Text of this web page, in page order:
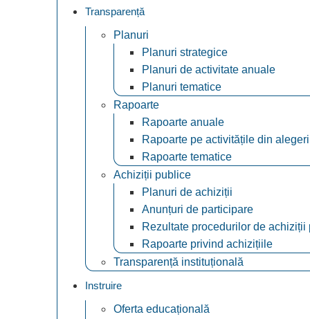
Transparență
Planuri
Planuri strategice
Planuri de activitate anuale
Planuri tematice
Rapoarte
Rapoarte anuale
Rapoarte pe activitățile din alegeri
Rapoarte tematice
Achiziții publice
Planuri de achiziții
Anunțuri de participare
Rezultate procedurilor de achiziții
Rapoarte privind achizițiile
Transparență instituțională
Instruire
Oferta educațională